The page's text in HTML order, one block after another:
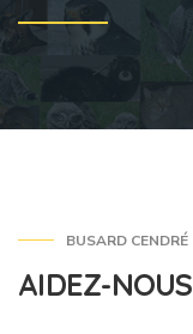
BUSARD CENDRÉ
AIDEZ-NOUS